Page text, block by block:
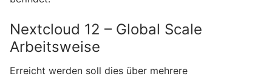
Nextcloud 12 – Global Scale
Arbeitsweise
Erreicht werden soll dies über mehrere